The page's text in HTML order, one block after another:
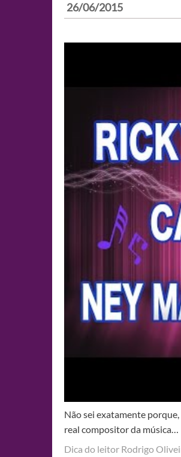
26/06/2015
Não sei exatamente porque,
real compositor da música…
Dica do leitor Rodrigo